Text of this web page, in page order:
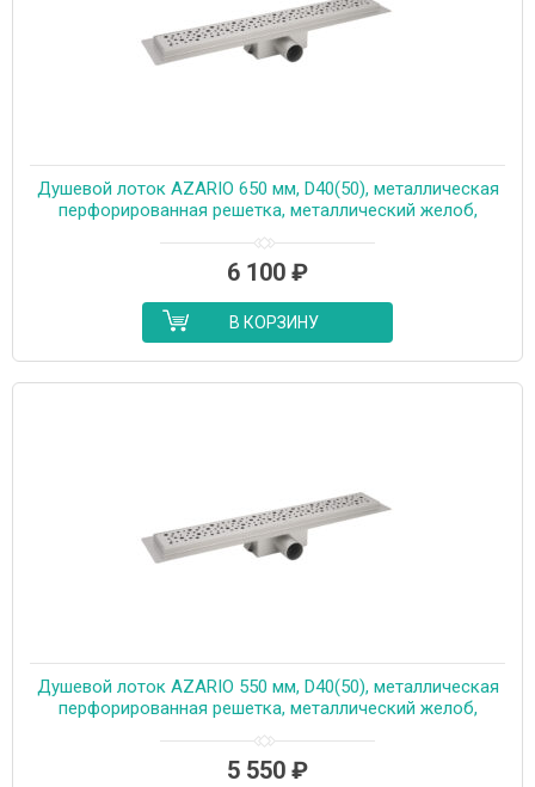
Душевой лоток AZARIO 650 мм, D40(50), металлическая
перфорированная решетка, металлический желоб,
6 100 ₽
В КОРЗИНУ
Душевой лоток AZARIO 550 мм, D40(50), металлическая
перфорированная решетка, металлический желоб,
5 550 ₽